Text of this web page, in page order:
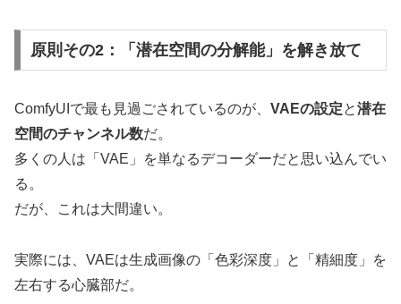
原則その2：「潜在空間の分解能」を解き放て
ComfyUIで最も見過ごされているのが、 VAEの設定と潜在
空間のチャンネル数だ。
多くの人は「VAE」を単なるデコーダーだと思い込んでい
る。
だが、これは大間違い。
実際には、VAEは生成画像の「色彩深度」と「精細度」を
左右する心臓部だ。